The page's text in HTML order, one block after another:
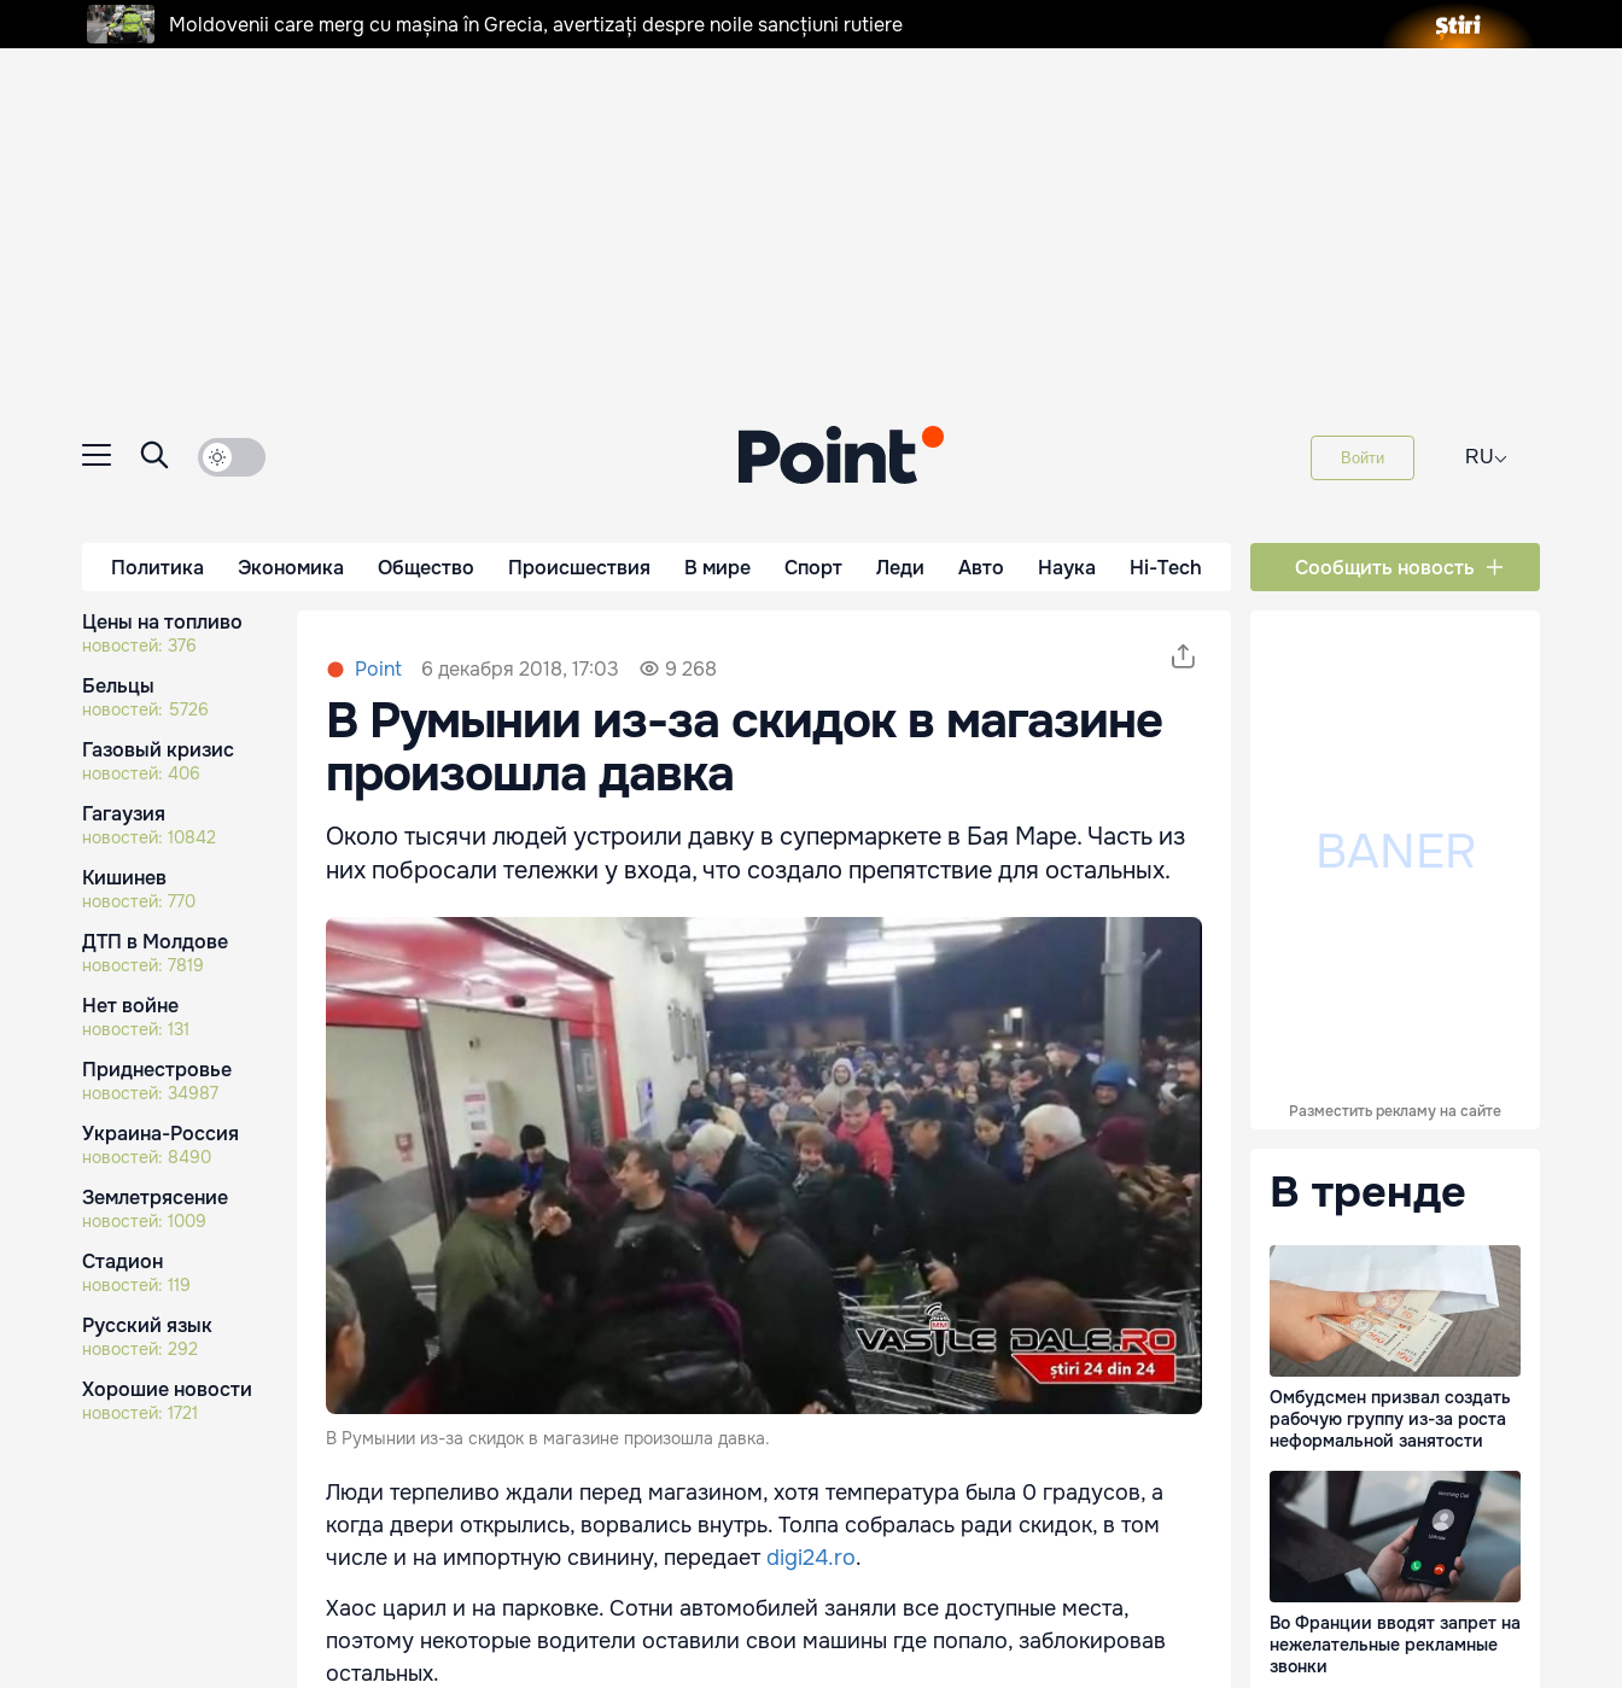
Moldovenii care merg cu mașina în Grecia, avertizați despre noile sancțiuni rutiere
Войти RU⌵
Политика Экономика Общество Происшествия В мире Спорт Леди Авто Наука Hi-Tech Сообщить новость
Цены на топливо
новостей: 376
Бельцы
новостей: 5726
Газовый кризис
новостей: 406
Гагаузия
новостей: 10842
Кишинев
новостей: 770
ДТП в Молдове
новостей: 7819
Нет войне
новостей: 131
Приднестровье
новостей: 34987
Украина-Россия
новостей: 8490
Землетрясение
новостей: 1009
Стадион
новостей: 119
Русский язык
новостей: 292
Хорошие новости
новостей: 1721
Point 6 декабря 2018, 17:03 9 268
В Румынии из-за скидок в магазине
произошла давка
Около тысячи людей устроили давку в супермаркете в Бая Маре. Часть из
них побросали тележки у входа, что создало препятствие для остальных.
В Румынии из-за скидок в магазине произошла давка.
Люди терпеливо ждали перед магазином, хотя температура была 0 градусов, а
когда двери открылись, ворвались внутрь. Толпа собралась ради скидок, в том
числе и на импортную свинину, передает digi24.ro.
Хаос царил и на парковке. Сотни автомобилей заняли все доступные места,
поэтому некоторые водители оставили свои машины где попало, заблокировав
остальных.
Разместить рекламу на сайте
В тренде
Омбудсмен призвал создать
рабочую группу из-за роста
неформальной занятости
Во Франции вводят запрет на
нежелательные рекламные
звонки